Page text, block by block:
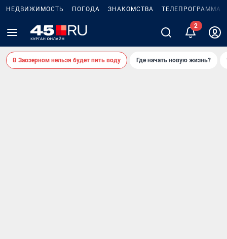
НЕДВИЖИМОСТЬ ПОГОДА ЗНАКОМСТВА ТЕЛЕПРОГРАММА
2
В Заозерном нельзя будет пить воду Где начать новую жизнь?